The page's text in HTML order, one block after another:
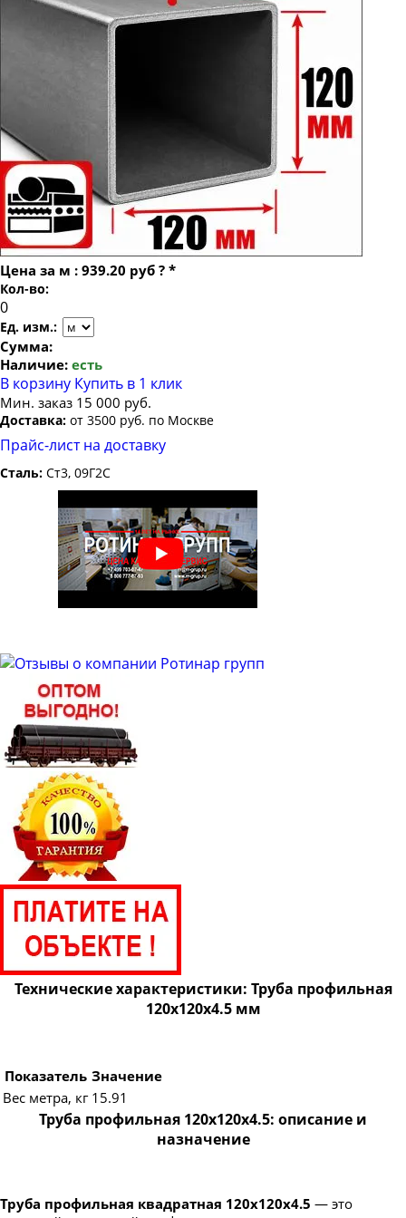
Труба профильная 80х80
Труба профильная 100х100
Труба профильная 140х140
Труба профильная 150х150
Труба профильная 160х160
Труба профильная 180х180
Труба профильная 200х200
Труба профильная 250х250
Труба профильная 300х300
Труба профильная 400х400
Цена за м : 939.20 руб ? *
Кол-во:
Ед. изм.:
Сумма:
Наличие: есть
В корзину Купить в 1 клик
Мин. заказ 15 000 руб.
Доставка: от 3500 руб. по Москве
Прайс-лист на доставку
Сталь: Ст3, 09Г2С
Технические характеристики: Труба профильная
120х120х4.5 мм
Показатель Значение
Вес метра, кг 15.91
Труба профильная 120х120х4.5: описание и
назначение
Труба профильная квадратная 120х120х4.5 — это